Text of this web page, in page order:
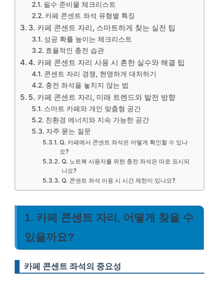
필수 준비물 체크리스트
카페 콘센트 좌석 유형별 특징
3. 카페 콘센트 자리, 스마트하게 찾는 실전 팁
성공 확률 높이는 체크리스트
효율적인 충전 습관
4. 카페 콘센트 자리 사용 시 흔한 실수와 해결 팁
콘센트 자리 경쟁, 현명하게 대처하기
충전 좌석을 놓치지 않는 법
5. 카페 콘센트 자리, 미래 트렌드와 발전 방향
스마트 카페와 개인 맞춤형 공간
친환경 에너지와 지속 가능한 공간
자주 묻는 질문
Q. 카페에서 콘센트 좌석은 어떻게 확인할 수 있나
요?
Q. 노트북 사용자를 위한 충전 좌석은 따로 표시되
나요?
Q. 콘센트 좌석 이용 시 시간 제한이 있나요?
1. 카페 콘센트 자리, 어떻게 찾을 수
있을까요?
카페 콘센트 좌석의 중요성